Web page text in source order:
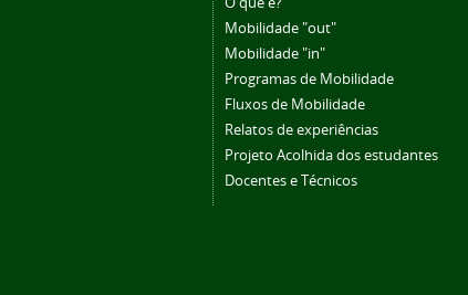
Mobilidade "out"
Mobilidade "in"
Programas de Mobilidade
Fluxos de Mobilidade
Relatos de experiências
Projeto Acolhida dos estudantes
Docentes e Técnicos